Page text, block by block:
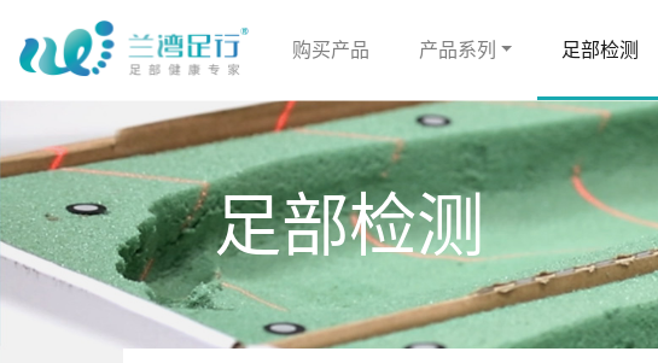
购买产品 产品系列 足部检测
足部检测